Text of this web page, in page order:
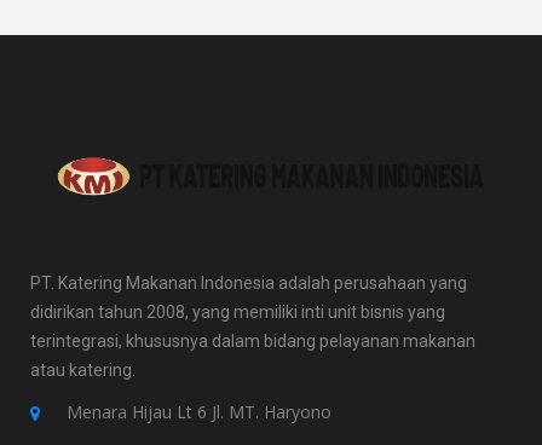
PT. Katering Makanan Indonesia adalah perusahaan yang
didirikan tahun 2008, yang memiliki inti unit bisnis yang
terintegrasi, khususnya dalam bidang pelayanan makanan
atau katering.
Menara Hijau Lt 6 Jl. MT. Haryono